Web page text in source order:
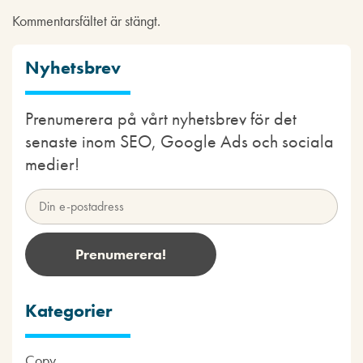
Kommentarsfältet är stängt.
Nyhetsbrev
Prenumerera på vårt nyhetsbrev för det
senaste inom SEO, Google Ads och sociala
medier!
Kategorier